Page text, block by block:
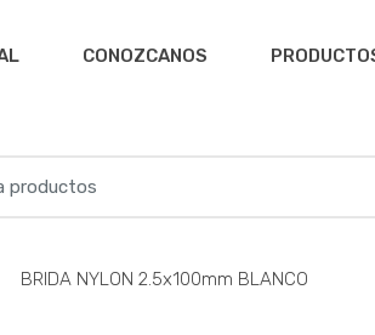
CONOZCANOS
BRIDA NYLON 2.5x100mm BLANCO